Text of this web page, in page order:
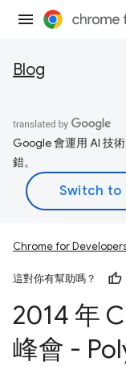
Blog
Google 會運用 AI 技
錯。
Chrome for
這對你有幫助嗎？
2014 年
峰會 -